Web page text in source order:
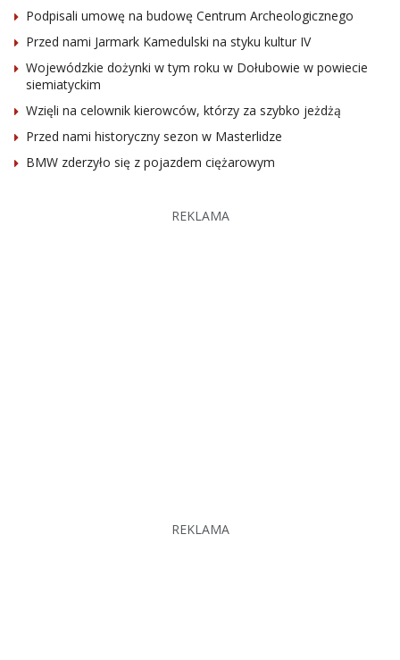
Podpisali umowę na budowę Centrum Archeologicznego
Przed nami Jarmark Kamedulski na styku kultur IV
Wojewódzkie dożynki w tym roku w Dołubowie w powiecie
siemiatyckim
Wzięli na celownik kierowców, którzy za szybko jeżdżą
Przed nami historyczny sezon w Masterlidze
BMW zderzyło się z pojazdem ciężarowym
REKLAMA
REKLAMA